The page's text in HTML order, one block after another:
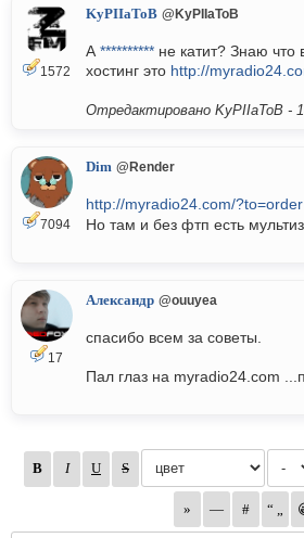
1572
KyPIIaToB @KyPIIaToB
А ********** не катит? Знаю
хостинг это http://
Отредактировано KyPIIaToB -
7094
Dim @Render
http://myradio24.com/?to=order
Но там и без фтп есть
17
Александр @ouuyea
спасибо всем за советы.
Пал глаз на myradio24.com